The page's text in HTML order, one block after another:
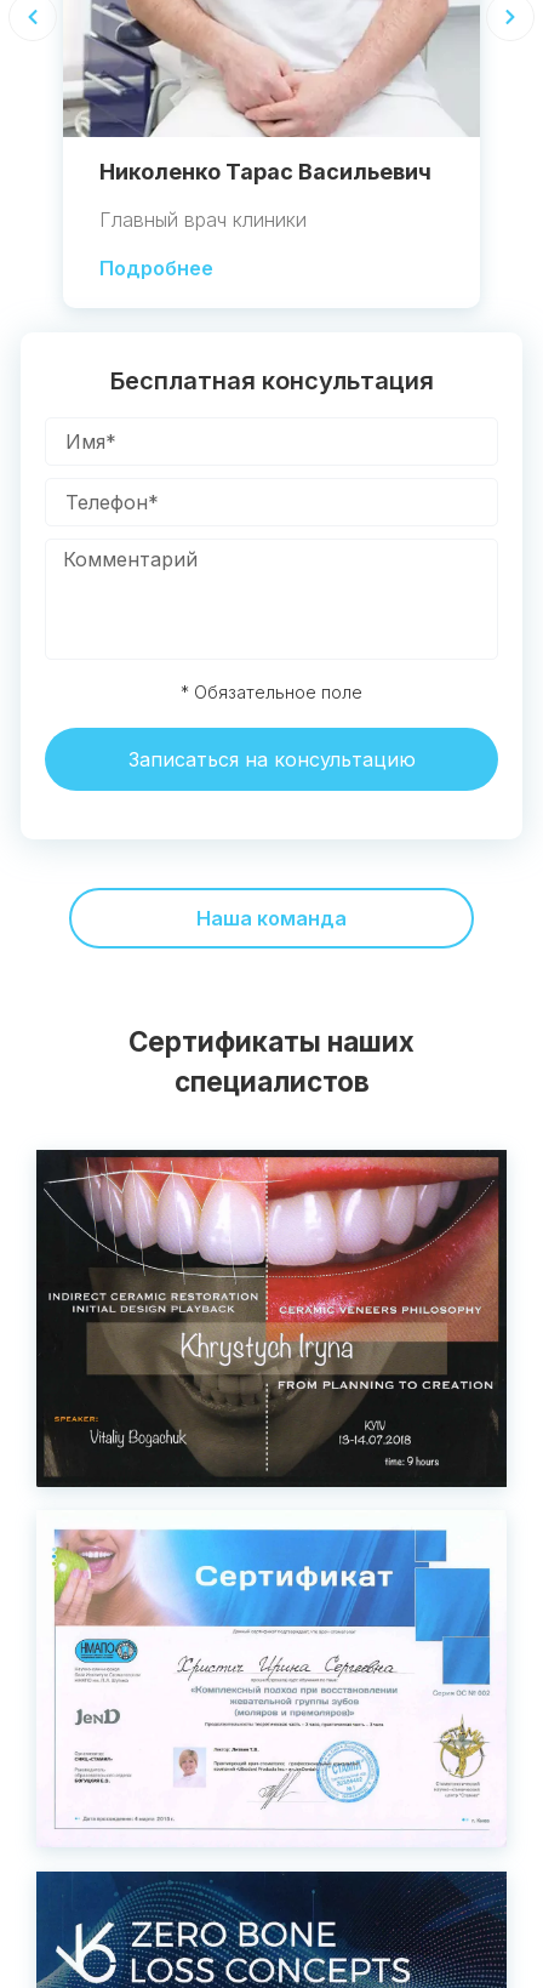
Николенко Тарас Васильевич
Главный врач клиники
Подробнее
Бесплатная консультация
* Обязательное поле
Записаться на консультацию
Наша команда
Сертификаты наших
специалистов